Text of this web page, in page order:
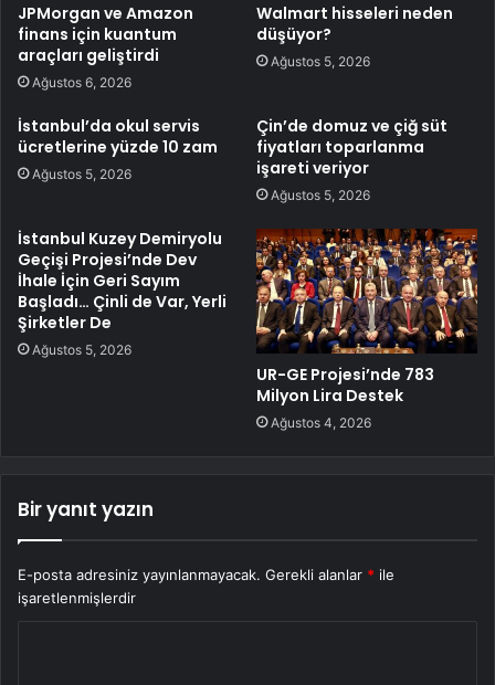
JPMorgan ve Amazon
finans için kuantum
araçları geliştirdi
Ağustos 6, 2026
Walmart hisseleri neden
düşüyor?
Ağustos 5, 2026
İstanbul’da okul servis
ücretlerine yüzde 10 zam
Ağustos 5, 2026
Çin’de domuz ve çiğ süt
fiyatları toparlanma
işareti veriyor
Ağustos 5, 2026
İstanbul Kuzey Demiryolu
Geçişi Projesi’nde Dev
İhale İçin Geri Sayım
Başladı… Çinli de Var, Yerli
Şirketler De
Ağustos 5, 2026
UR-GE Projesi’nde 783
Milyon Lira Destek
Ağustos 4, 2026
Bir yanıt yazın
E-posta adresiniz yayınlanmayacak. Gerekli alanlar * ile
işaretlenmişlerdir